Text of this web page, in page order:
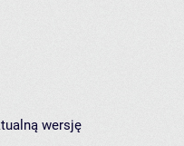
wersję